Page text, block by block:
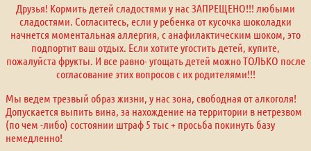
Друзья! Кормить детей сладостями у нас ЗАПРЕЩЕНО!!! любыми
сладостями. Согласитесь, если у ребенка от кусочка шоколадки
начнется моментальная аллергия, с анафилактическим шоком, это
подпортит ваш отдых. Если хотите угостить детей, купите,
пожалуйста фрукты. И все равно- угощать детей можно ТОЛЬКО после
согласование этих вопросов с их родителями!!!
Мы ведем трезвый образ жизни, у нас зона, свободная от алкоголя!
Допускается выпить вина, за нахождение на территории в нетрезвом
(по чем -либо) состоянии штраф 5 тыс + просьба покинуть базу
немедленно!